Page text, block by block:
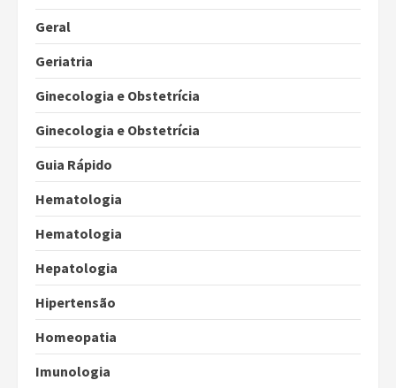
Geral
Geriatria
Ginecologia e Obstetrícia
Ginecologia e Obstetrícia
Guia Rápido
Hematologia
Hematologia
Hepatologia
Hipertensão
Homeopatia
Imunologia